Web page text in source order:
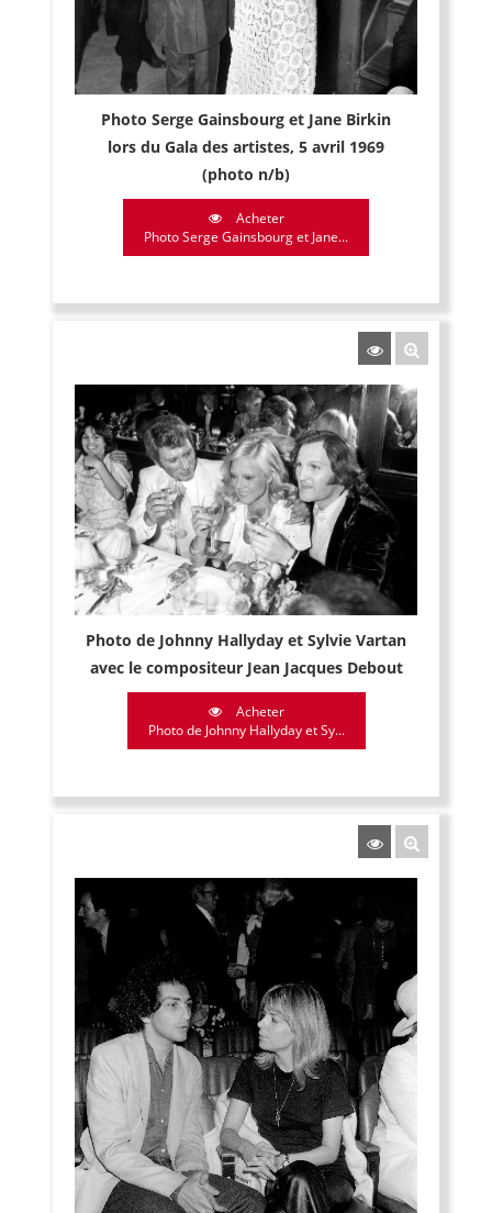
Photo Serge Gainsbourg et Jane Birkin
lors du Gala des artistes, 5 avril 1969
(photo n/b)
Acheter
Photo Serge Gainsbourg et Jane...
Photo de Johnny Hallyday et Sylvie Vartan
avec le compositeur Jean Jacques Debout
Acheter
Photo de Johnny Hallyday et Sy...